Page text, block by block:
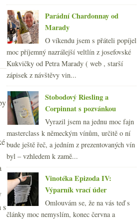
s
►2011(252)
►2010(249)
►2009(249)
►2008(270)
►2007(108)
Parádní Chardonnay od
Marady
O víkendu jsem s přáteli popíjel
moc příjemný nazrálejší veltlín z josefovské
Kukvičky od Petra Marady ( web , starší
zápisek z návštěvy vin...
Stobodový Riesling a
Corpinnat s pozvánkou
Vyrazil jsem na jednu moc fajn
masterclass k německým vínům, určitě o ní
bude ještě řeč, a jedním z prezentovaných vín
byl – vzhledem k zamě...
Vinotéka Epizoda IV:
Výparník vrací úder
Omlouvám se, že na vás teď s
články moc nemyslím, konec června a